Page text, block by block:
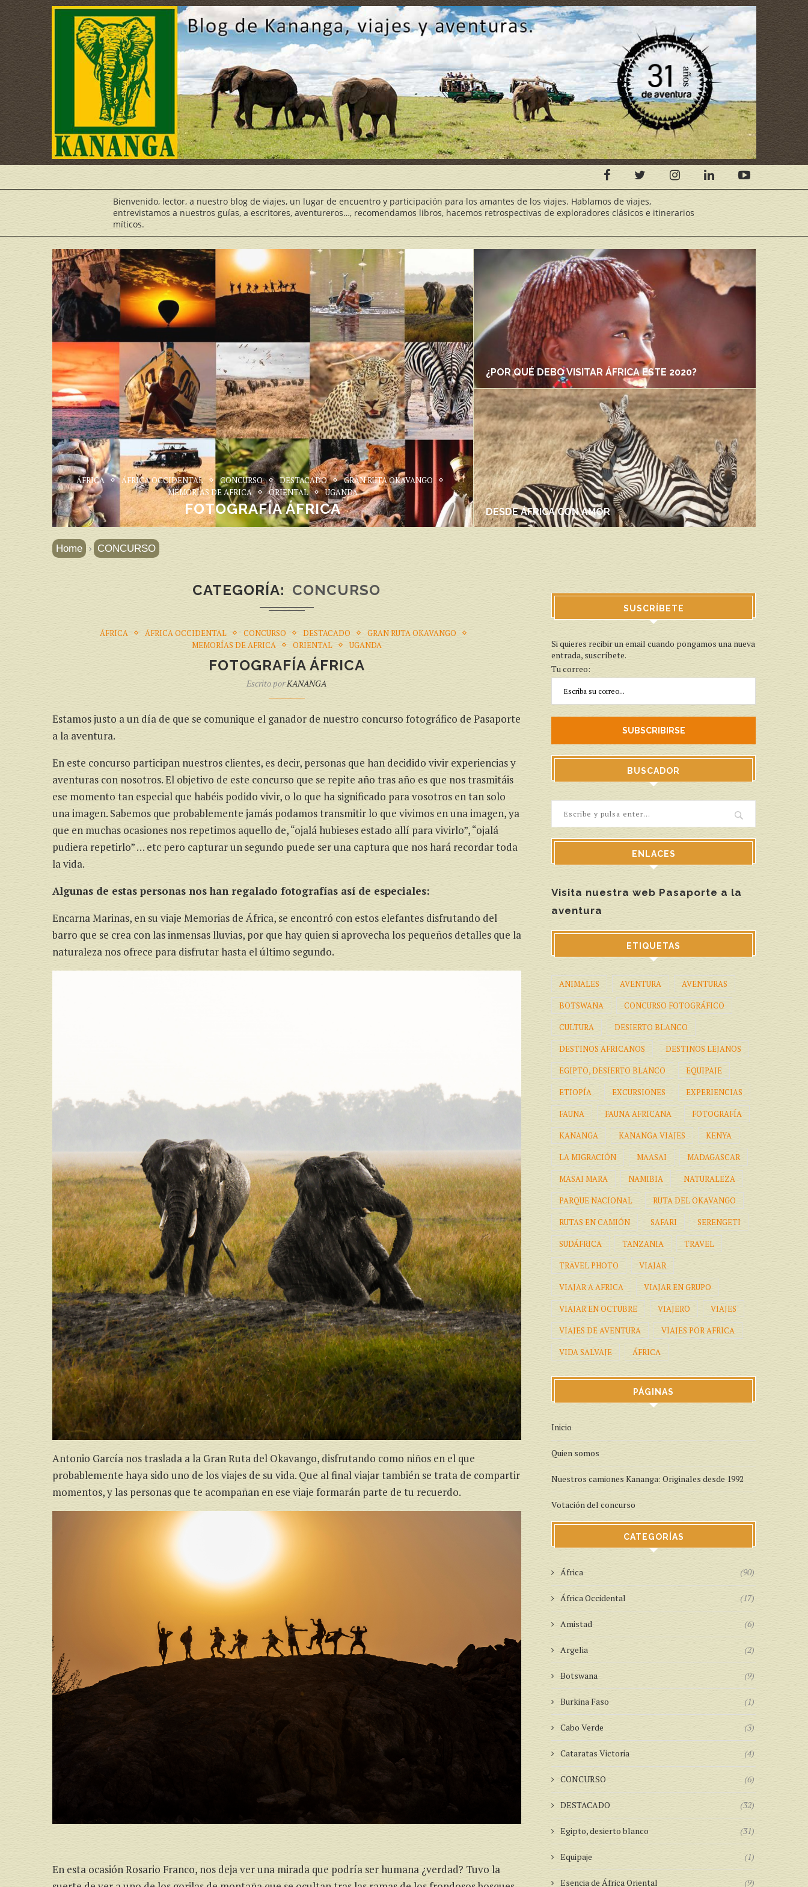
Bienvenido, lector, a nuestro blog de viajes, un lugar de encuentro y participación para los amantes de los viajes. Hablamos de viajes,
entrevistamos a nuestros guías, a escritores, aventureros…, recomendamos libros, hacemos retrospectivas de exploradores clásicos e itinerarios
míticos.
ÁFRICA ÁFRICA OCCIDENTAL CONCURSO DESTACADO
GRAN RUTA OKAVANGO
MEMORÍAS DE AFRICA
ORIENTAL UGANDA
FOTOGRAFÍA ÁFRICA
¿POR QUÉ DEBO VISITAR ÁFRICA ESTE 2020?
DESDE ÁFRICA CON AMOR
Home CONCURSO
CATEGORÍA CONCURSO
ÁFRICA ÁFRICA OCCIDENTAL CONCURSO DESTACADO
GRAN RUTA OKAVANGO
MEMORÍAS DE AFRICA
ORIENTAL UGANDA
FOTOGRAFÍA ÁFRICA
Escrito porKANANGA
Estamos justo a un día de que se comunique el ganador de nuestro concurso fotográfico de Pasaporte
a la aventura.
En este concurso participan nuestros clientes, es decir, personas que han decidido vivir experiencias y
aventuras con nosotros. El objetivo de este concurso que se repite año tras año es que nos trasmitáis
ese momento tan especial que habéis podido vivir, o lo que ha significado para vosotros en tan solo
una imagen. Sabemos que probablemente jamás podamos transmitir lo que vivimos en una imagen, ya
que en muchas ocasiones nos repetimos aquello de, “ojalá hubieses estado allí para vivirlo”, “ojalá
pudiera repetirlo” … etc pero capturar un segundo puede ser una captura que nos hará recordar toda
la vida.
Algunas de estas personas nos han regalado fotografías así de especiales:
Encarna Marinas, en su viaje Memorias de África, se encontró con estos elefantes disfrutando del
barro que se crea con las inmensas lluvias, por que hay quien si aprovecha los pequeños detalles que la
naturaleza nos ofrece para disfrutar hasta el último segundo.
Antonio García nos traslada a la Gran Ruta del Okavango, disfrutando como niños en el que
probablemente haya sido uno de los viajes de su vida. Que al final viajar también se trata de compartir
momentos, y las personas que te acompañan en ese viaje formarán parte de tu recuerdo.
En esta ocasión Rosario Franco, nos deja ver una mirada que podría ser humana ¿verdad? Tuvo la
SUSCRÍBETE
Si quieres recibir un email cuando pongamos una nueva
entrada, suscríbete.
Tu correo:
BUSCADOR
ENLACES
Visita nuestra web Pasaporte a la
aventura
ETIQUETAS
ANIMALES AVENTURA
AVENTURAS
BOTSWANA
CONCURSO FOTOGRÁFICO
CULTURA
DESIERTO BLANCO
DESTINOS AFRICANOS
DESTINOS LEJANOS
EGIPTO, DESIERTO BLANCO
EQUIPAJE
ETIOPÍA
EXCURSIONES
EXPERIENCIAS
FAUNA
FAUNA AFRICANA
FOTOGRAFÍA
KANANGA
KANANGA VIAJES
KENYA
LA MIGRACIÓN
MAASAI
MADAGASCAR
MASAI MARA
NAMIBIA
NATURALEZA
PARQUE NACIONAL
RUTA DEL OKAVANGO
RUTAS EN CAMIÓN
SAFARI
SERENGETI
SUDÁFRICA
TANZANIA
TRAVEL
TRAVEL PHOTO
VIAJAR
VIAJAR A AFRICA
VIAJAR EN GRUPO
VIAJAR EN OCTUBRE
VIAJERO
VIAJES
VIAJES DE AVENTURA
VIAJES POR AFRICA
VIDA SALVAJE
ÁFRICA
PÁGINAS
Inicio
Quien somos
Nuestros camiones Kananga: Originales desde 1992
Votación del concurso
CATEGORÍAS
África (90)
África Occidental (17)
Amistad (6)
Argelia (2)
Botswana (9)
Burkina Faso (1)
Cabo Verde (3)
Cataratas Victoria (4)
CONCURSO (6)
DESTACADO (32)
Egipto, desierto blanco (31)
Equipaje (1)
Esencia de África Oriental (9)